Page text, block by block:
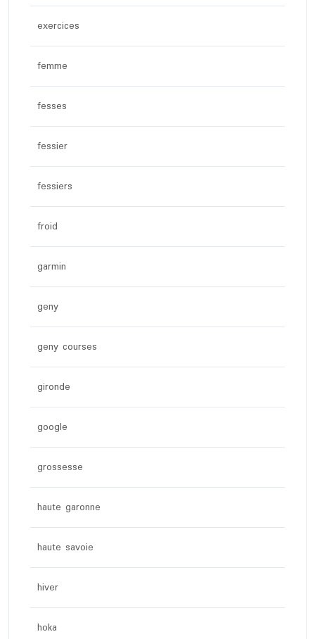
exercices
femme
fesses
fessier
fessiers
froid
garmin
geny
geny courses
gironde
google
grossesse
haute garonne
haute savoie
hiver
hoka